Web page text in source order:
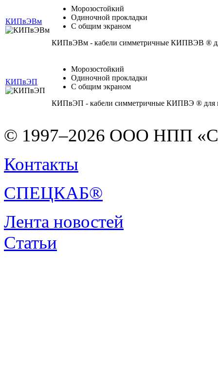
КИПвЭВм
Морозостойкий
Одиночной прокладки
С общим экраном
КИПвЭВм - кабели симметричные КИПВЭВ ®
КИПвЭП
Морозостойкий
Одиночной прокладки
С общим экраном
КИПвЭП - кабели симметричные КИПВЭ ® для
© 1997–2026 ООО НПП
Контакты
СПЕЦКАБ®
Лента новостей
Статьи